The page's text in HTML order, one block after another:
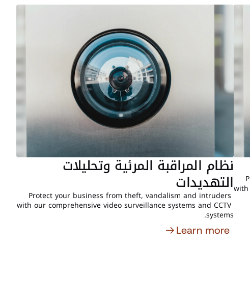
نظام المراقبة المرئية وتحليلات
التهديدات
Protect your business from theft, vandalism and intruders
with our comprehensive video surveillance systems and CCTV
systems.
Learn more